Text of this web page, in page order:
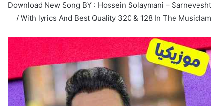
Download New Song BY : Hossein Solaymani – Sarnevesht
/ With lyrics And Best Quality 320 & 128 In The Musiclam